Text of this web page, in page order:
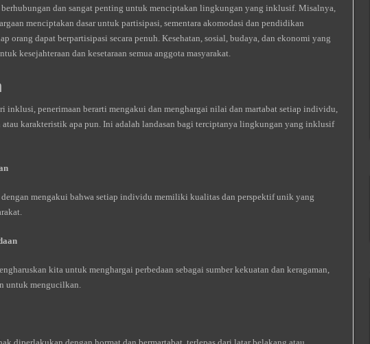
dan sangat penting untuk menciptakan lingkungan yang inklusif. Misalnya,
menciptakan dasar untuk partisipasi, sementara akomodasi dan pendidikan
orang dapat berpartisipasi secara penuh. Kesehatan, sosial, budaya, dan ekonomi yang
kesejahteraan dan kesetaraan semua anggota masyarakat.
inklusi, penerimaan berarti mengakui dan menghargai nilai dan martabat setiap individu,
atau karakteristik apa pun. Ini adalah landasan bagi terciptanya lingkungan yang inklusif
mengakui bahwa setiap individu memiliki kualitas dan perspektif unik yang
kita untuk menghargai perbedaan sebagai sumber kekuatan dan keragaman,
untuk mengucilkan.